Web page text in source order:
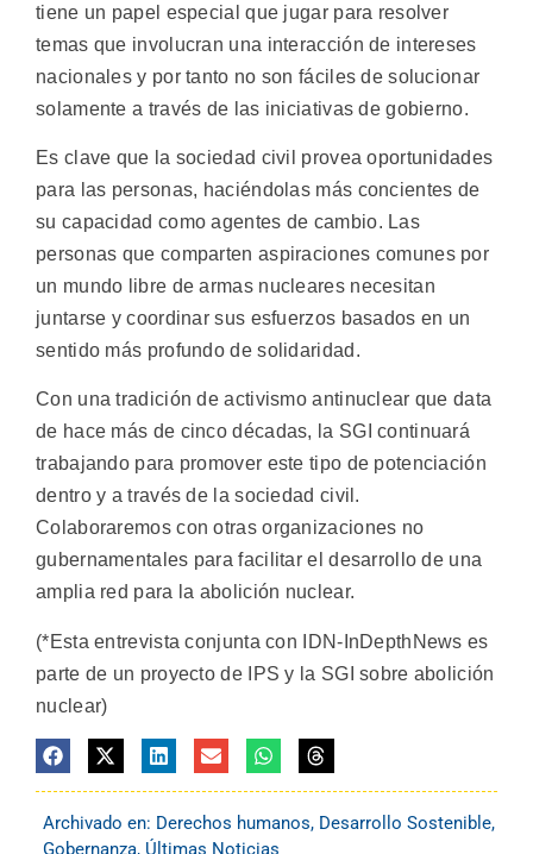
tiene un papel especial que jugar para resolver
temas que involucran una interacción de intereses
nacionales y por tanto no son fáciles de solucionar
solamente a través de las iniciativas de gobierno.
Es clave que la sociedad civil provea oportunidades
para las personas, haciéndolas más concientes de
su capacidad como agentes de cambio. Las
personas que comparten aspiraciones comunes por
un mundo libre de armas nucleares necesitan
juntarse y coordinar sus esfuerzos basados en un
sentido más profundo de solidaridad.
Con una tradición de activismo antinuclear que data
de hace más de cinco décadas, la SGI continuará
trabajando para promover este tipo de potenciación
dentro y a través de la sociedad civil.
Colaboraremos con otras organizaciones no
gubernamentales para facilitar el desarrollo de una
amplia red para la abolición nuclear.
(*Esta entrevista conjunta con IDN-InDepthNews es
parte de un proyecto de IPS y la SGI sobre abolición
nuclear)
Archivado en: Derechos humanos, Desarrollo Sostenible,
Gobernanza, Últimas Noticias